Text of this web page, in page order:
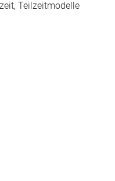
Teilzeitmodelle